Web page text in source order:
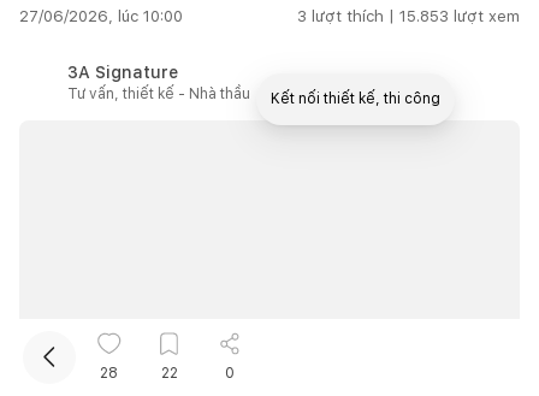
27/06/2026, lúc 10:00 3 lượt thích | 15.853 lượt xem
3A Signature
Tư vấn, thiết kế - Nhà thầu
28 22 0
Kết nối thiết kế, thi công